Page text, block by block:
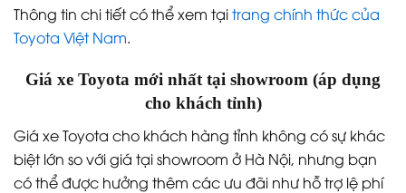
Thông tin chi tiết có thể xem tạitrang chính thức của
Toyota Việt Nam.
Giá xe Toyota mới nhất tại showroom (áp dụng
cho khách tỉnh)
Giá xe Toyota cho khách hàng tỉnh không có sự khác
biệt lớn so với giá tại showroom ở Hà Nội, nhưng bạn
có thể được hưởng thêm các ưu đãi như hỗ trợ lệ phí